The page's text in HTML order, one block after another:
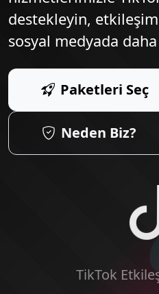
destekleyin,
sosyal medyada
Paketleri Seç
Neden Biz?
TikTok